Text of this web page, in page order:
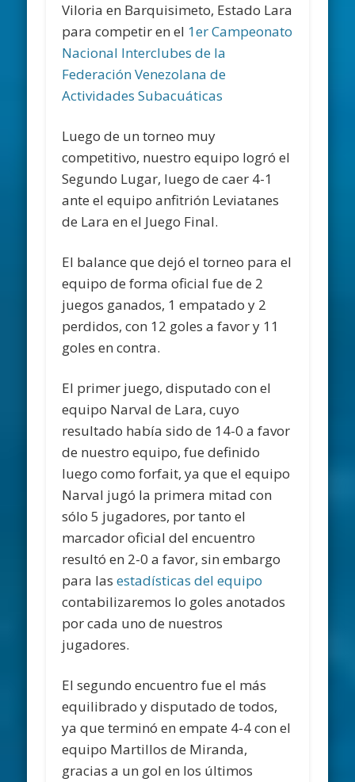
Viloria en Barquisimeto, Estado Lara
para competir en el 1er Campeonato
Nacional Interclubes de la
Federación Venezolana de
Actividades Subacuáticas
Luego de un torneo muy
competitivo, nuestro equipo logró el
Segundo Lugar, luego de caer 4-1
ante el equipo anfitrión Leviatanes
de Lara en el Juego Final.
El balance que dejó el torneo para el
equipo de forma oficial fue de 2
juegos ganados, 1 empatado y 2
perdidos, con 12 goles a favor y 11
goles en contra.
El primer juego, disputado con el
equipo Narval de Lara, cuyo
resultado había sido de 14-0 a favor
de nuestro equipo, fue definido
luego como forfait, ya que el equipo
Narval jugó la primera mitad con
sólo 5 jugadores, por tanto el
marcador oficial del encuentro
resultó en 2-0 a favor, sin embargo
para lasestadísticas del equipo
contabilizaremos lo goles anotados
por cada uno de nuestros
jugadores.
El segundo encuentro fue el más
equilibrado y disputado de todos,
ya que terminó en empate 4-4 con el
equipo Martillos de Miranda,
gracias a un gol en los últimos